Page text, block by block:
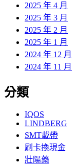
2025 年 4 月
2025 年 3 月
2025 年 2 月
2025 年 1 月
2024 年 12 月
2024 年 11 月
分類
IQOS
LINDBERG
SMT載帶
刷卡換現金
壯陽藥